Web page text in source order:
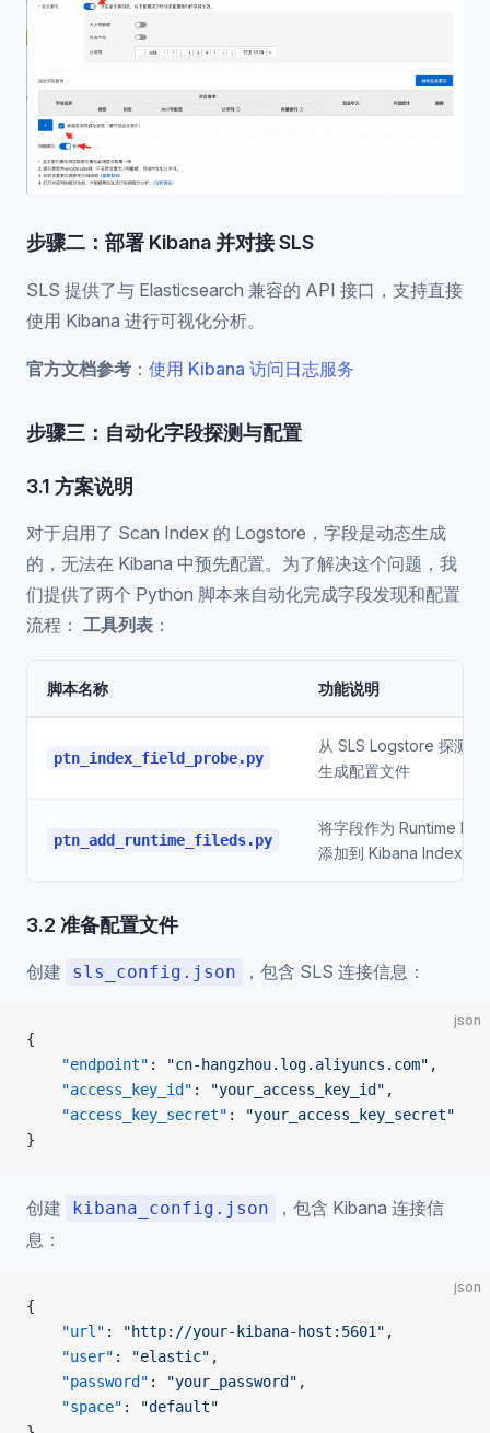
步骤二：部署 Kibana 并对接 SLS
SLS 提供了与 Elasticsearch 兼容的 API 接口，支持直接
使用 Kibana 进行可视化分析。
官方文档参考 ： 使用 Kibana 访问日志服务
步骤三：自动化字段探测与配置
3.1 方案说明
对于启用了 Scan Index 的 Logstore，字段是动态生成
的，无法在 Kibana 中预先配置。为了解决这个问题，我
们提供了两个 Python 脚本来自动化完成字段发现和配置
流程： 工具列表 ：
脚本名称 功能说明
ptn_index_field_probe.py
从 SLS Logstore 探测字
生成配置文件
ptn_add_runtime_fileds.py
将字段作为 Runtime
添加到 Kibana Index
3.2 准备配置文件
创建 sls_config.json ，包含 SLS 连接信息：
json
{
    "endpoint"
: "cn-hangzhou.log.aliyuncs.com" ,
    "access_key_id"
: "your_access_key_id" ,
    "access_key_secret"
:
"your_access_key_secret"
}
创建 kibana_config.json
，包含 Kibana 连接信
息：
json
{
    "url"
: "http://your-kibana-host:5601" ,
    "user"
: "elastic" ,
    "password"
: "your_password" ,
    "space"
:
"default"